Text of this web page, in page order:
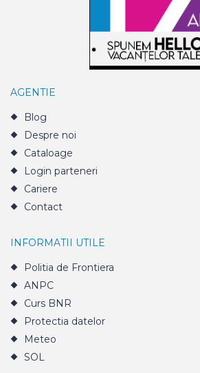
AGENTIE
Blog
Despre noi
Cataloage
Login parteneri
Cariere
Contact
INFORMATII UTILE
Politia de Frontiera
ANPC
Curs BNR
Protectia datelor
Meteo
SOL